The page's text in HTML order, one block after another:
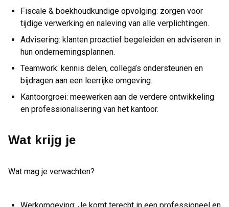
Fiscale & boekhoudkundige opvolging: zorgen voor
tijdige verwerking en naleving van alle verplichtingen.
Advisering: klanten proactief begeleiden en adviseren in
hun ondernemingsplannen.
Teamwork: kennis delen, collega’s ondersteunen en
bijdragen aan een leerrijke omgeving.
Kantoorgroei: meewerken aan de verdere ontwikkeling
en professionalisering van het kantoor.
Wat krijg je
Wat mag je verwachten?